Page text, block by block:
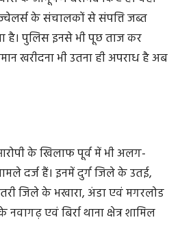
पिथौरा पर जी.एस ज्वेलर्स तथा
के आभूषण बरामद किए हैं। वहीं
के संचालकों से संपत्ति जब्त
है। पुलिस इनसे भी पूछ ताज कर
के खिलाफ पूर्व में भी अलग-
दर्ज हैं। इनमें दुर्ग जिले के उतई,
जिले के भखारा, अंडा एवं मगरलोड